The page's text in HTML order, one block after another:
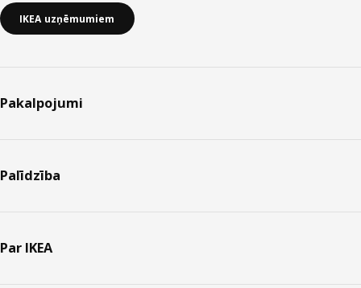
IKEA uzņēmumiem
Pakalpojumi
Palīdzība
Par IKEA